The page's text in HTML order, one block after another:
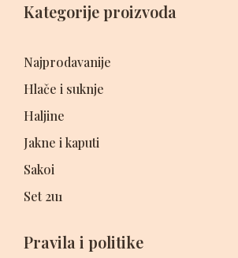
Kategorije proizvoda
Najprodavanije
Hlače i suknje
Haljine
Jakne i kaputi
Sakoi
Set 2u1
Pravila i politike